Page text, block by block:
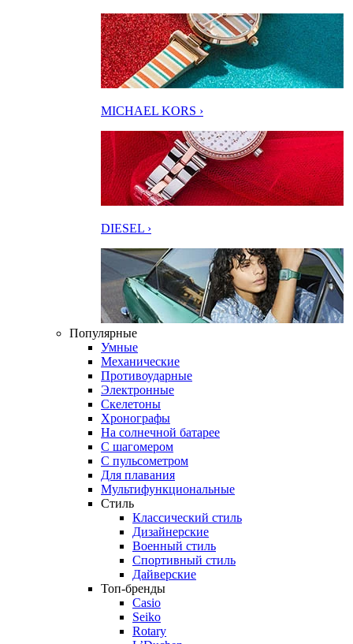
MICHAEL KORS ›
DIESEL ›
Популярные
Умные
Механические
Противоударные
Электронные
Скелетоны
Хронографы
На солнечной батарее
С шагомером
С пульсометром
Для плавания
Мультифункциональные
Стиль
Классический стиль
Дизайнерские
Военный стиль
Спортивный стиль
Дайверские
Топ-бренды
Casio
Seiko
Rotary